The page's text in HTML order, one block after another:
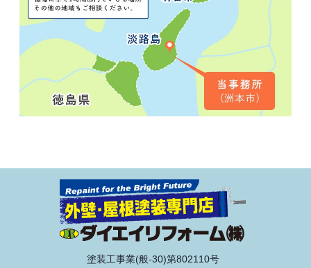
塗装工事業(般-30)第802110号